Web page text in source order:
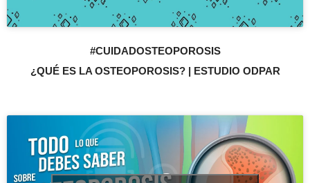
#CUIDADOSTEOPOROSIS
¿QUÉ ES LA OSTEOPOROSIS? | ESTUDIO ODPAR